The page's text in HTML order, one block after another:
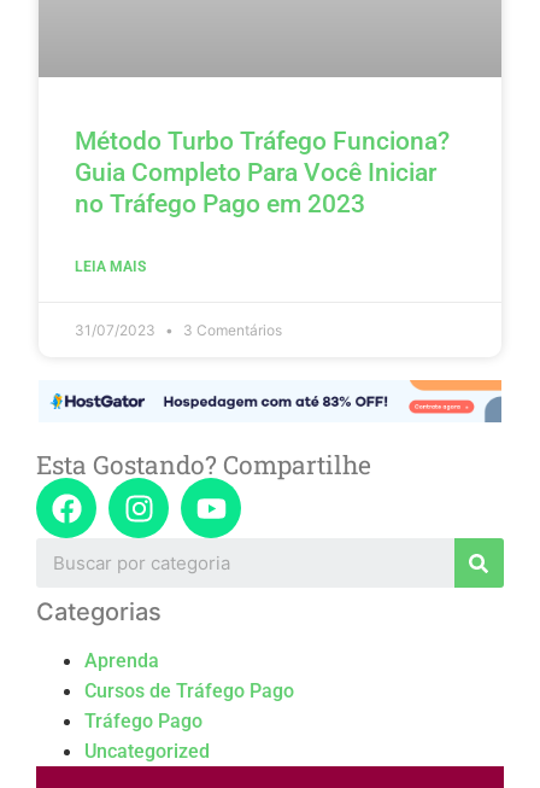
Método Turbo Tráfego Funciona?
Guia Completo Para Você Iniciar
no Tráfego Pago em 2023
LEIA MAIS
31/07/2023 3 Comentários
Esta Gostando? Compartilhe
Categorias
Aprenda
Cursos de Tráfego Pago
Tráfego Pago
Uncategorized